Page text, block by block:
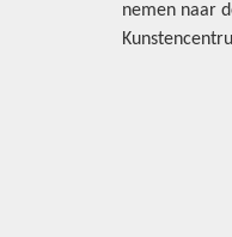
nemen naar